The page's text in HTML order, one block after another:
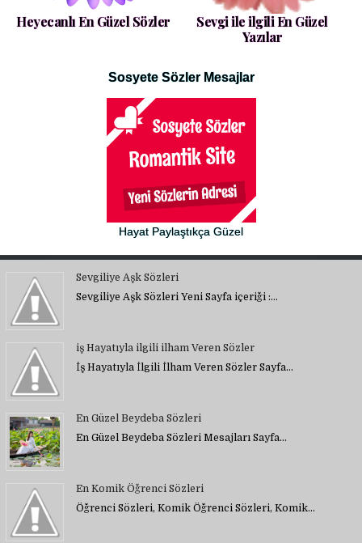
Heyecanlı En Güzel Sözler
Sevgi ile ilgili En Güzel
Yazılar
Sosyete Sözler Mesajlar
Hayat Paylaştıkça Güzel
Sevgiliye Aşk Sözleri
Sevgiliye Aşk Sözleri Yeni Sayfa içeriği :…
iş Hayatıyla ilgili ilham Veren Sözler
İş Hayatıyla İlgili İlham Veren Sözler Sayfa…
En Güzel Beydeba Sözleri
En Güzel Beydeba Sözleri Mesajları Sayfa…
En Komik Öğrenci Sözleri
Öğrenci Sözleri, Komik Öğrenci Sözleri, Komik…